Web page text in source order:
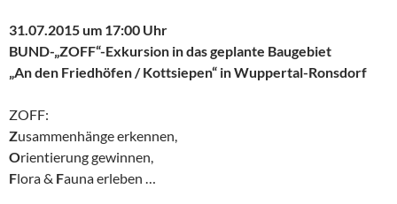
31.07.2015 um 17:00 Uhr
BUND-„ZOFF“-Exkursion in das geplante Baugebiet
„An den Friedhöfen / Kottsiepen“ in Wuppertal-Ronsdorf
ZOFF:
Zusammenhänge erkennen,
Orientierung gewinnen,
Flora & Fauna erleben …